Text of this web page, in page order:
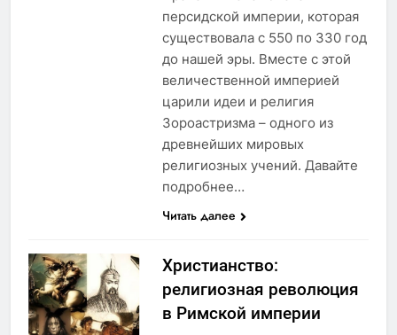
персидской империи, которая
существовала с 550 по 330 год
до нашей эры. Вместе с этой
величественной империей
царили идеи и религия
Зороастризма – одного из
древнейших мировых
религиозных учений. Давайте
подробнее…
Читать далее
Христианство:
религиозная революция
в Римской империи